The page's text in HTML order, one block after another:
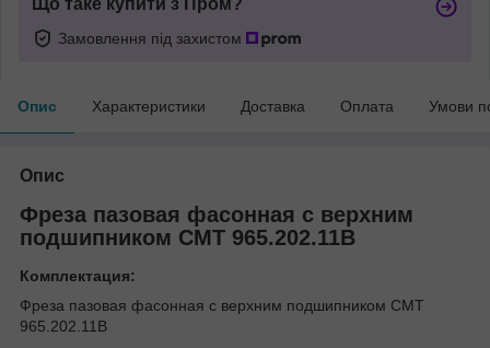
Замовлення під захистом
Опис Характеристики Доставка Оплата Умови
Опис
Фреза пазовая фасонная с верхним
подшипником СМТ 965.202.11B
Комплектация:
Фреза пазовая фасонная с верхним подшипником СМТ
965.202.11B